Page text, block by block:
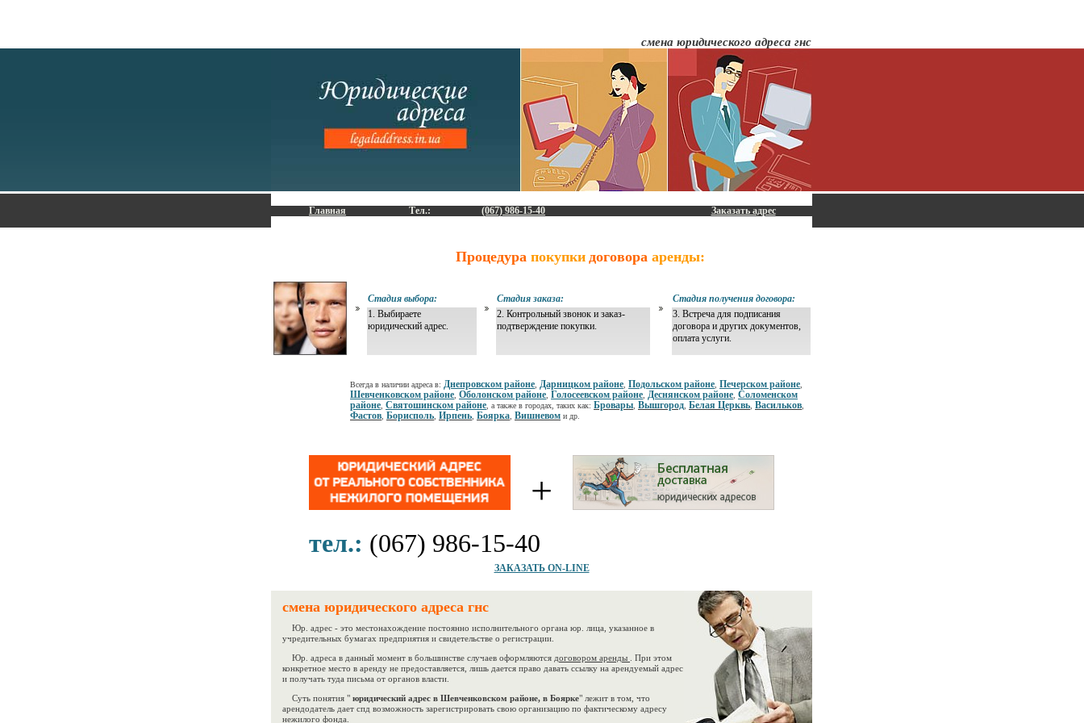
смена юридического адреса гнс
Главная Тел.: (067) 986-15-40 Заказать адрес
Процедурапокупки договорааренды:
Стадия выбора: Стадия заказа:
Стадия получения договора:
1. Выбираете
юридический адрес.
2. Контрольный звонок и заказ-
подтверждение покупки.
3. Встреча для подписания
договора и других документов,
оплата услуги.
Всегда в наличии адреса в: Днепровском районе Дарницком районе Подольском районе Печерском районе
Шевченковском районе Оболонском районе Голосеевском районе Деснянском районе Соломенском
районе Святошинском районе , а также в городах, таких как: Бровары Вышгород Белая Церквь Васильков
Фастов Борисполь Ирпень Боярка Вишневом и др.
+
тел.: (067) 986-15-40
ЗАКАЗАТЬ ON-LINE
смена юридического адреса гнс
Юр. адрес - это местонахождение постоянно исполнительного органа юр. лица, указанное в
учредительных бумагах предприятия и свидетельстве о регистрации.
Юр. адреса в данный момент в большинстве случаев оформляются договором аренды
. При этом
конкретное место в аренду не предоставляется, лишь дается право давать ссылку на арендуемый адрес
и получать туда письма от органов власти.
Суть понятия " юридический адрес в Шевченковском районе, в Боярке" лежит в том, что
арендодатель дает спд возможность зарегистрировать свою организацию по фактическому адресу
нежилого фонда.